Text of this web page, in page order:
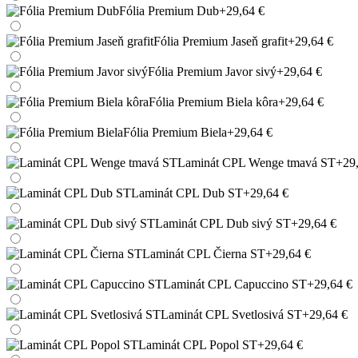
Fólia Premium Dub+29,64 €
Fólia Premium Jaseň grafit+29,64 €
Fólia Premium Javor sivý+29,64 €
Fólia Premium Biela kôra+29,64 €
Fólia Premium Biela+29,64 €
Laminát CPL Wenge tmavá ST
Laminát CPL Dub ST+29,64 €
Laminát CPL Dub sivý ST+29,64 €
Laminát CPL Čierna ST+29,64 €
Laminát CPL Capuccino ST+29,64 €
Laminát CPL Svetlosivá ST+29,64 €
Laminát CPL Popol ST+29,64 €